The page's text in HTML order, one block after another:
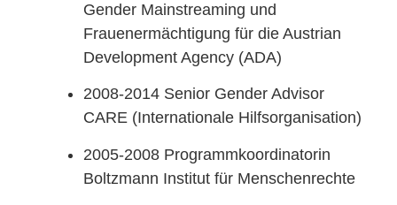
Gender Mainstreaming und
Frauenermächtigung für die Austrian
Development Agency (ADA)
2008-2014 Senior Gender Advisor
CARE (Internationale Hilfsorganisation)
2005-2008 Programmkoordinatorin
Boltzmann Institut für Menschenrechte